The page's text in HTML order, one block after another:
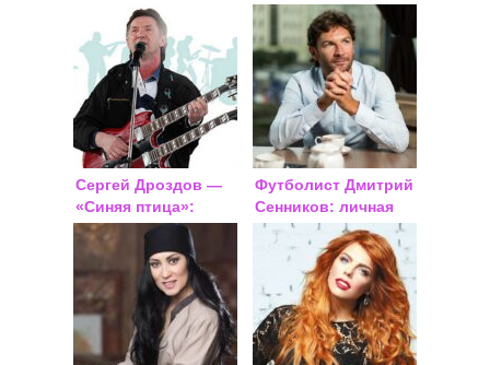
Сергей Дроздов —
«Синяя птица»:
биография, причина
смерти
Футболист Дмитрий
Сенников: личная
жизнь, биография